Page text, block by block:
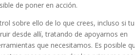
de poner en acción.
sobre ello de lo que crees, incluso si tu
desde allí, tratando de apoyarnos en
que necesitamos. Es posible